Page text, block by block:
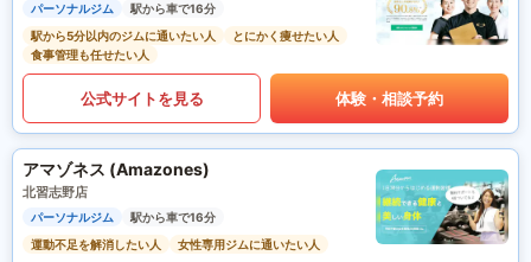
パーソナルジム
駅から車で16分
駅から5分以内のジムに通いたい人
とにかく痩せたい人
食事管理も任せたい人
公式サイトを見る 体験・相談予約
アマゾネス (Amazones)
北習志野店
パーソナルジム
駅から車で16分
運動不足を解消したい人
女性専用ジムに通いたい人